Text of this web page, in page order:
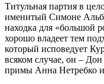
Титульная партия в
именитый Симоне
находка для «большой
хорошо владеет тем
который исповедует
всяком случае, он –
примы Анна Нетребко